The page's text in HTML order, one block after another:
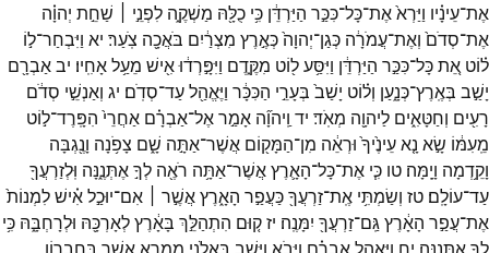
אֶת־עֵינָ֗יו וַיַּרְא֙אֶת־כָּל־כִּכַּ֣ר הַיַּרְדֵּ֔ן כִּ֥י כֻלָּ֖הּ מַשְׁקֶ֑ה לִפְנֵ֣י ׀ שַׁחֵ֣ת יְהוָ֗ה
אֶת־סְדֹם֙ וְאֶת־עֲמֹרָ֔ה כְּגַן־יְהוָה֙כְּאֶ֣רֶץ מִצְרַ֔יִם בֹּאֲכָ֖ה צֹֽעַר׃ יא וַיִּבְחַר־ל֣וֹ
ל֗וֹט אֵ֚תכָּל־כִּכַּ֣ר הַיַּרְדֵּ֔ן וַיִּסַּ֥על֖וֹט מִקֶּ֑דֶם וַיִּפָּ֣רְד֔וּאִ֖ישׁ מֵעַ֥לאָחִֽיו׃ יבאַבְרָ֖ם
יָשַׁ֣ב בְּאֶֽרֶץ־כְּנָ֑עַן וְל֗וֹט יָשַׁב֙ בְּעָרֵ֣י הַכִּכָּ֔ר וַיֶּאֱהַ֖לעַד־סְדֹֽם׃ יג וְאַנְשֵׁ֣י סְדֹ֔ם
רָעִ֖ים וְחַטָּאִ֑ים לַיהוָ֖ה מְאֹֽד׃ יד וַֽיהוָ֞ה אָמַ֣ראֶל־אַבְרָ֗ם אַחֲרֵי֙ הִפָּֽרֶד־ל֣וֹט
מֵֽעִמּ֔וֹ שָׂ֣א נָ֤אעֵינֶ֙יךָ֙ וּרְאֵ֔ה מִן־הַמָּק֖וֹם אֲשֶׁר־אַתָּ֣ה שָׁ֑ם צָפֹ֥נָה וָנֶ֖גְבָּה
וָקֵ֥דְמָה וָיָֽמָּה׃ טו כִּ֧י אֶת־כָּל־הָאָ֛רֶץאֲשֶׁר־אַתָּ֥ה רֹאֶ֖ה לְךָ֣אֶתְּנֶ֑נָּה וּֽלְזַרְעֲךָ֖
עַד־עוֹלָֽם׃ טז וְשַׂמְתִּ֥י אֶֽת־זַרְעֲךָ֖כַּעֲפַ֣ר הָאָ֑רֶץאֲשֶׁ֣ר ׀ אִם־יוּכַ֣לאִ֗ישׁלִמְנוֹת֙
אֶת־עֲפַ֣ר הָאָ֔רֶץגַּֽם־זַרְעֲךָ֖ יִמָּנֶֽה׃ יזק֚וּם הִתְהַלֵּ֣ךְ בָּאָ֔רֶץלְאָרְכָּ֖הּ וּלְרָחְבָּ֑הּ כִּ֥י